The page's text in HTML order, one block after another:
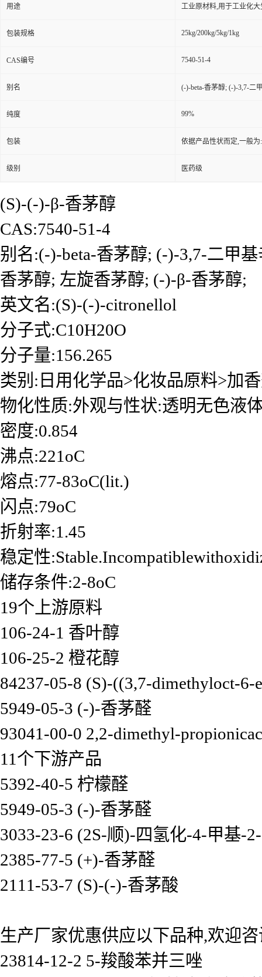
用途 工业原材料,用于工业化大
包装规格 25kg/200kg/5kg/1kg
CAS编号 7540-51-4
别名 (-)-beta-香茅醇; (-)-3,7-二
纯度 99%
包装 依据产品性状而定,一般
级别 医药级
(S)-(-)-β-香茅醇
CAS:7540-51-4
别名:(-)-beta-香茅醇; (-)-3,7-二甲
香茅醇; 左旋香茅醇; (-)-β-香茅醇;
英文名:(S)-(-)-citronellol
分子式:C10H20O
分子量:156.265
类别:日用化学品>化妆品原料>加
物化性质:外观与性状:透明无色液
密度:0.854
沸点:221oC
熔点:77-83oC(lit.)
闪点:79oC
折射率:1.45
稳定性
储存条件:2-8oC
19个上游原料
106-24-1 香叶醇
106-25-2 橙花醇
84237-05-8 (S)-((3,7-dimethyloct-6-
5949-05-3 (-)-香茅醛
93041-00-0 2,2-dimethyl-
11个下游产品
5392-40-5 柠檬醛
5949-05-3 (-)-香茅醛
3033-23-6 (2S-顺)-四氢化-4-甲基-
2385-77-5 (+)-香茅醛
2111-53-7 (S)-(-)-香茅酸
生产厂家优惠供应以下品种,欢迎
23814-12-2 5-羧酸苯并三唑